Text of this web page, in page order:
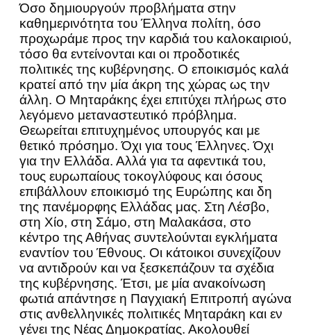
Όσο δημιουργούν προβλήματα στην
καθημερινότητα του Έλληνα πολίτη, όσο
προχωράμε προς την καρδιά του καλοκαιριού,
τόσο θα εντείνονται και οι προδοτικές
πολιτικές της κυβέρνησης. Ο εποικισμός καλά
κρατεί από την μία άκρη της χώρας ως την
άλλη. Ο Μηταράκης έχει επιτύχει πλήρως στο
λεγόμενο μεταναστευτικό πρόβλημα.
Θεωρείται επιτυχημένος υπουργός και με
θετικό πρόσημο. Όχι για τους Έλληνες. Όχι
για την Ελλάδα. Αλλά για τα αφεντικά του,
τους ευρωπαίους τοκογλύφους και όσους
επιβάλλουν εποικισμό της Ευρώπης και δη
της πανέμορφης Ελλάδας μας. Στη Λέσβο,
στη Χίο, στη Σάμο, στη Μαλακάσα, στο
κέντρο της Αθήνας συντελούνται εγκλήματα
εναντίον του Έθνους. Οι κάτοικοι συνεχίζουν
να αντιδρούν και να ξεσκεπάζουν τα σχέδια
της κυβέρνησης. Έτσι, με μία ανακοίνωση
φωτιά απάντησε η Παγχιακή Επιτροπή αγώνα
στις ανθελληνικές πολιτικές Μηταράκη και εν
γένει της Νέας Δημοκρατίας. Ακολουθεί